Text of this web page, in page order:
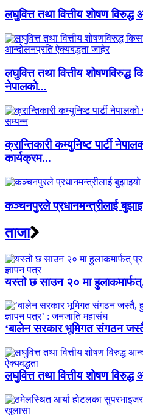
लघुवित्त तथा वित्तीय शोषण
लघुवित्त तथा वित्तीय
नेपालको...
क्रान्तिकारी कम्युनिष्ट पार्टी
कार्यक्रम...
कञ्चनपुरले प्रधानमन्त्रीलाई
ताजा
यस्तो छ साउन २० मा
‘बालेन सरकार भूमिगत संगठन
लघुवित्त तथा वित्तीय शोषण विरुद्ध